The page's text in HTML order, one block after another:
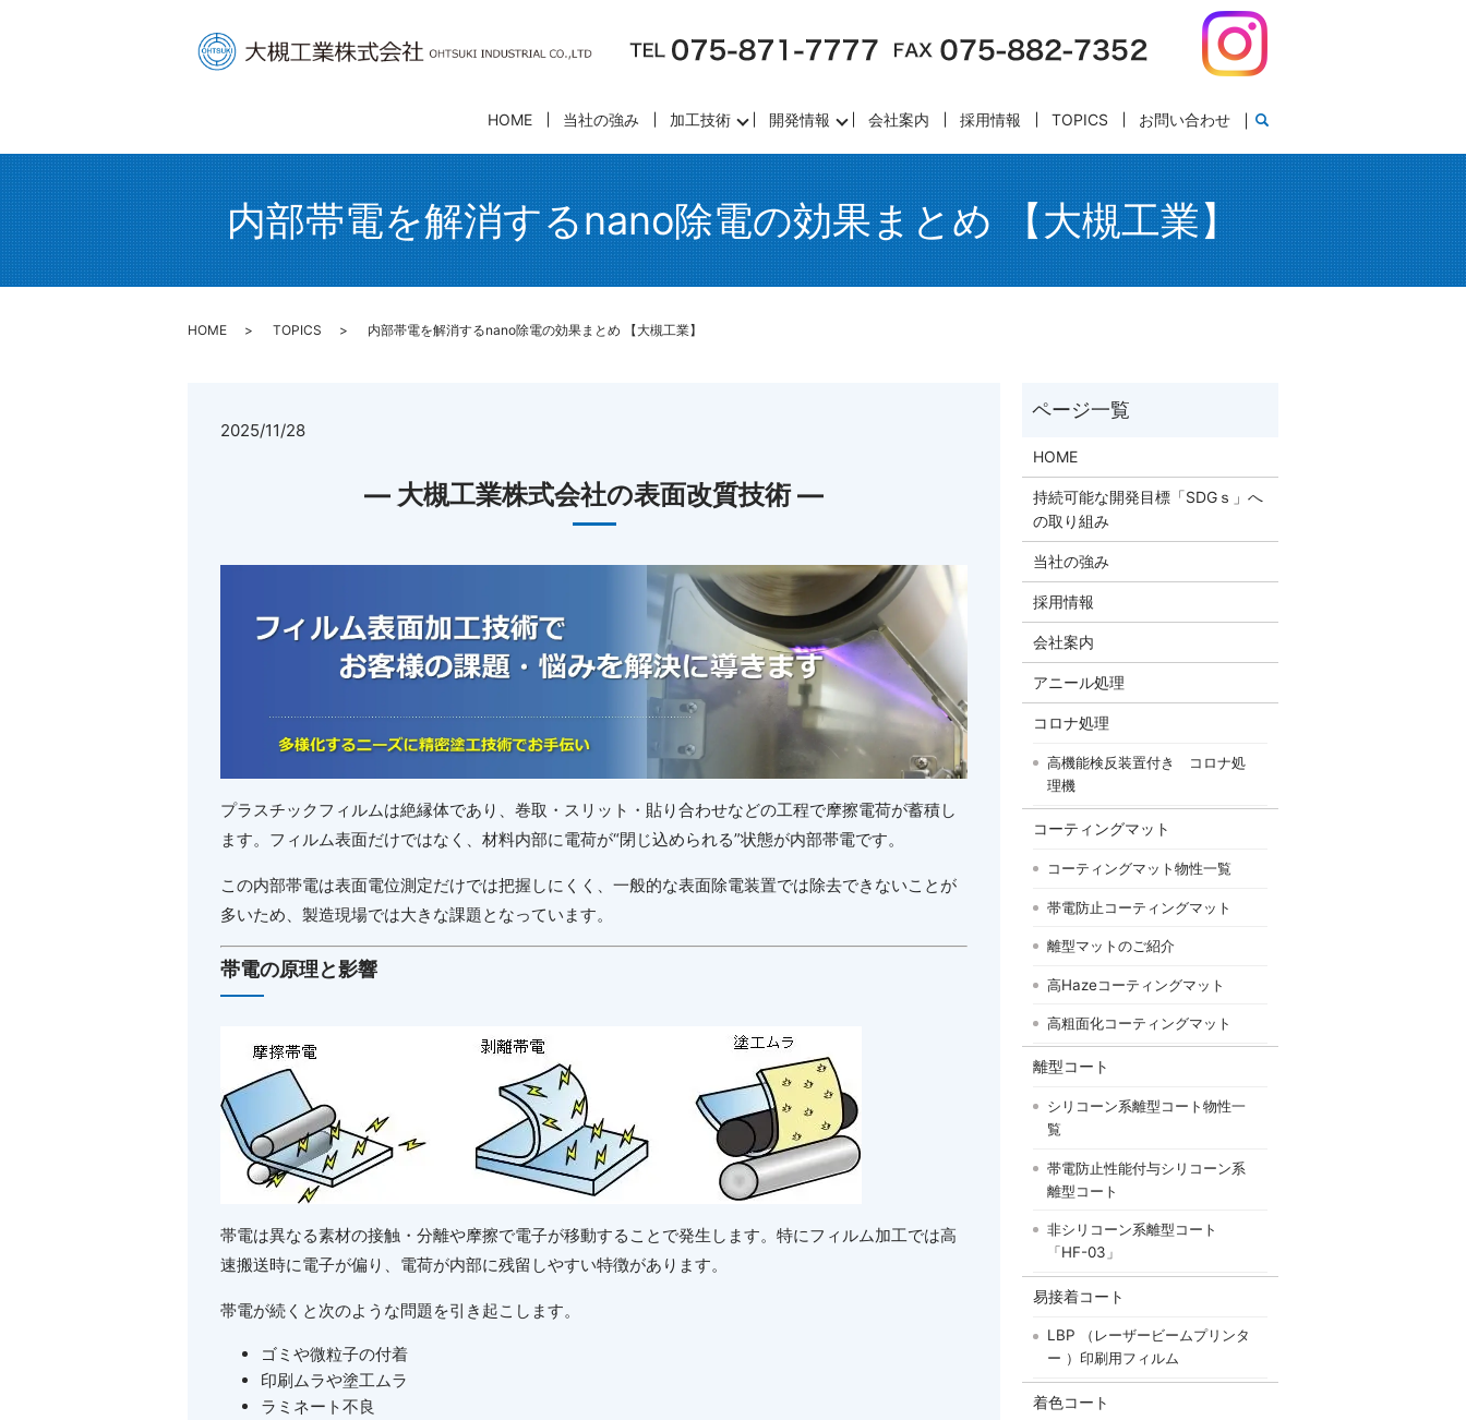
HOME 当社の強み 加工技術 開発情報 会社案内 採用情報 TOPICS お問い合わせ
内部帯電を解消するnano除電の効果まとめ 【大槻工業】
HOME TOPICS 内部帯電を解消するnano除電の効果まとめ 【大槻工業】
2025/11/28
― 大槻工業株式会社の表面改質技術 ―
プラスチックフィルムは絶縁体であり、巻取・スリット・貼り合わせなどの工程で摩擦電荷が蓄積し
ます。フィルム表面だけではなく、材料内部に電荷が“閉じ込められる”状態が内部帯電です。
この内部帯電は表面電位測定だけでは把握しにくく、一般的な表面除電装置では除去できないことが
多いため、製造現場では大きな課題となっています。
帯電の原理と影響
帯電は異なる素材の接触・分離や摩擦で電子が移動することで発生します。特にフィルム加工では高
速搬送時に電子が偏り、電荷が内部に残留しやすい特徴があります。
帯電が続くと次のような問題を引き起こします。
ゴミや微粒子の付着
印刷ムラや塗工ムラ
ラミネート不良
HOME
持続可能な開発目標「SDGｓ」へ
の取り組み
当社の強み
採用情報
会社案内
アニール処理
コロナ処理
高機能検反装置付き コロナ処
理機
コーティングマット
コーティングマット物性一覧
帯電防止コーティングマット
離型マットのご紹介
高Hazeコーティングマット
高粗面化コーティングマット
離型コート
シリコーン系離型コート物性一
覧
帯電防止性能付与シリコーン系
離型コート
非シリコーン系離型コート
「HF-03」
易接着コート
LBP （レーザービームプリンタ
ー ）印刷用フィルム
着色コート